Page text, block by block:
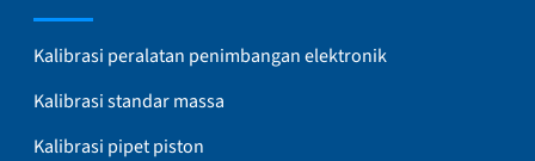
Kalibrasi peralatan penimbangan elektronik
Kalibrasi standar massa
Kalibrasi pipet piston